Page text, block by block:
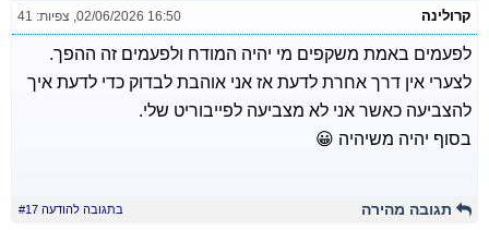
קרולינה 02/06/2026 16:50
, צפיות: 41
לפעמים באמת משקפים מי יהיה המודח ולפעמים זה ההפך.
לצערי אין דרך אחרת לדעת אז אני אוהבת לבדוק כדי לדעת איך
להצביעה כאשר אני לא מצביעה לפייבוריט שלי.
בסוף יהיה משיהיה 😀
תגובה מהירה בתגובה להודעה #17